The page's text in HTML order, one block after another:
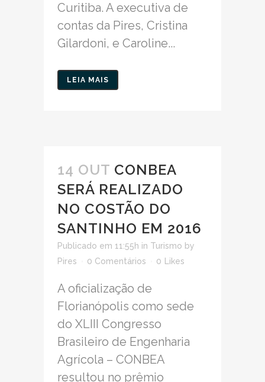
Curitiba. A executiva de
contas da Pires, Cristina
Gilardoni, e Caroline...
LEIA MAIS
14 OUT CONBEA
SERÁ REALIZADO
NO COSTÃO DO
SANTINHO EM 2016
Publicado em 11:55h in Turismo by
Pires
0 Comentários 0 Likes
A oficialização de
Florianópolis como sede
do XLIII Congresso
Brasileiro de Engenharia
Agrícola – CONBEA
resultou no prêmio